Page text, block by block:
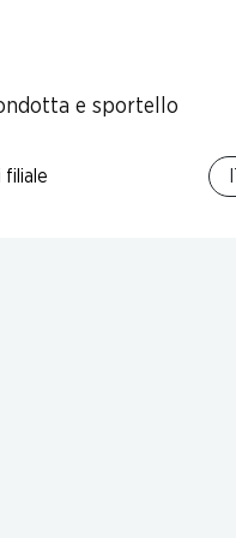
e sportello
filiale